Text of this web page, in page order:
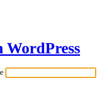
WordPress